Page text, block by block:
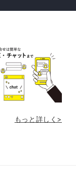
もっと詳しく>